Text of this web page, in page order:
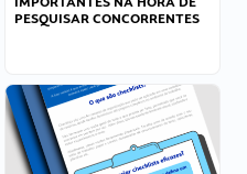
PESQUISAR CONCORRENTES